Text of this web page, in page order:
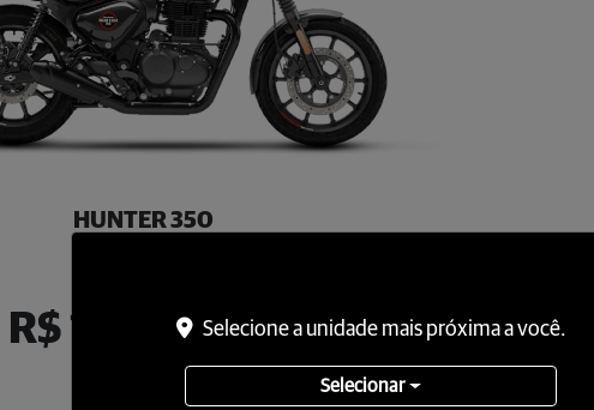
HUNTER 350
R$ 19.990,00Selecione a unidade mais próxima a você.
Selecionar